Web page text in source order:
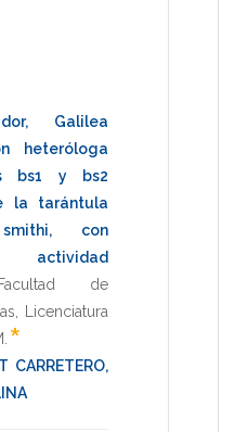
Galilea
heteróloga
bs1 y bs2
la tarántula
smithi, con
de
Licenciatura
*
CARRETERO,